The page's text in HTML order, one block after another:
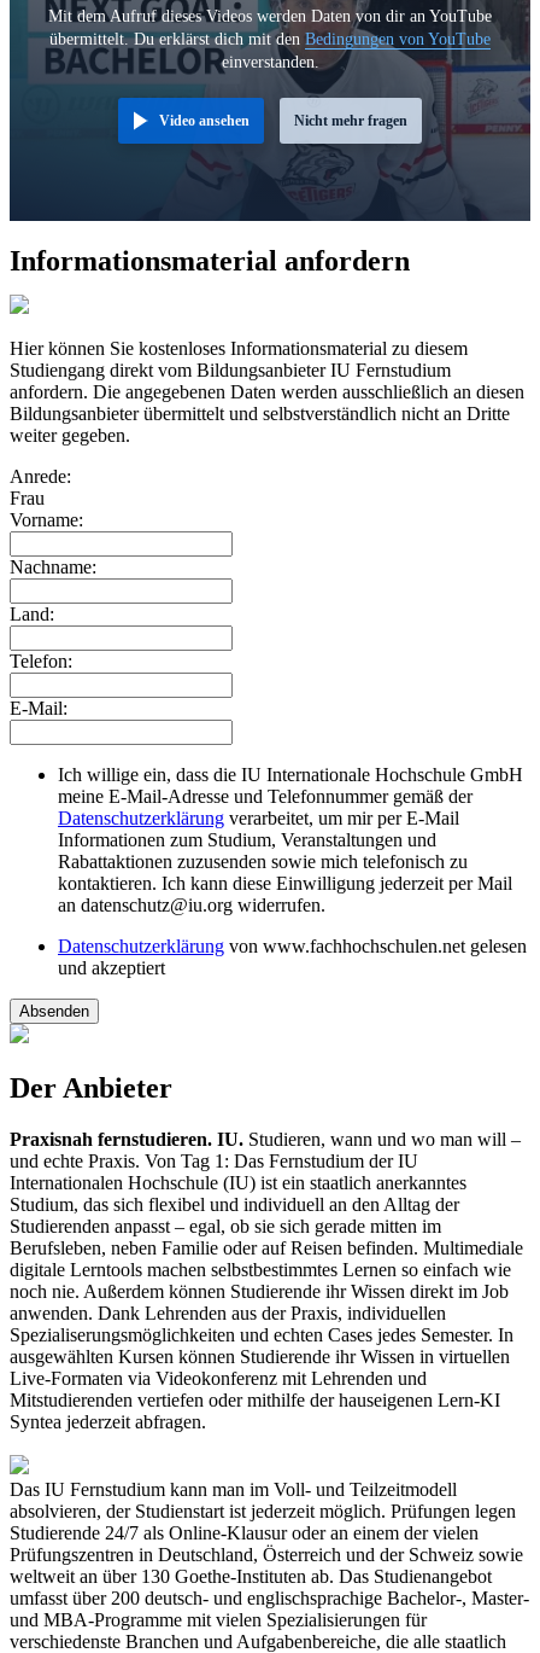
Mit dem Aufruf dieses Videos werden Daten von dir an YouTube
übermittelt. Du erklärst dich mit den Bedingungen von YouTube
einverstanden.
Video ansehen Nicht mehr fragen
Informationsmaterial anfordern
Hier können Sie kostenloses Informationsmaterial zu diesem
Studiengang direkt vom Bildungsanbieter IU Fernstudium
anfordern. Die angegebenen Daten werden ausschließlich an diesen
Bildungsanbieter übermittelt und selbstverständlich nicht an Dritte
weiter gegeben.
Anrede:
Frau
Vorname:
Nachname:
Land:
Telefon:
E-Mail:
Ich willige ein, dass die IU Internationale Hochschule GmbH
meine E-Mail-Adresse und Telefonnummer gemäß der
Datenschutzerklärung verarbeitet, um mir per E-Mail
Informationen zum Studium, Veranstaltungen und
Rabattaktionen zuzusenden sowie mich telefonisch zu
kontaktieren. Ich kann diese Einwilligung jederzeit per Mail
an datenschutz@iu.org widerrufen.
Datenschutzerklärung von www.fachhochschulen.net gelesen
und akzeptiert
Absenden
Der Anbieter
Praxisnah fernstudieren. IU. Studieren, wann und wo man will –
und echte Praxis. Von Tag 1: Das Fernstudium der IU
Internationalen Hochschule (IU) ist ein staatlich anerkanntes
Studium, das sich flexibel und individuell an den Alltag der
Studierenden anpasst – egal, ob sie sich gerade mitten im
Berufsleben, neben Familie oder auf Reisen befinden. Multimediale
digitale Lerntools machen selbstbestimmtes Lernen so einfach wie
noch nie. Außerdem können Studierende ihr Wissen direkt im Job
anwenden. Dank Lehrenden aus der Praxis, individuellen
Spezialiserungsmöglichkeiten und echten Cases jedes Semester. In
ausgewählten Kursen können Studierende ihr Wissen in virtuellen
Live-Formaten via Videokonferenz mit Lehrenden und
Mitstudierenden vertiefen oder mithilfe der hauseigenen Lern-KI
Syntea jederzeit abfragen.
Das IU Fernstudium kann man im Voll- und Teilzeitmodell
absolvieren, der Studienstart ist jederzeit möglich. Prüfungen legen
Studierende 24/7 als Online-Klausur oder an einem der vielen
Prüfungszentren in Deutschland, Österreich und der Schweiz sowie
weltweit an über 130 Goethe-Instituten ab. Das Studienangebot
umfasst über 200 deutsch- und englischsprachige Bachelor-, Master-
und MBA-Programme mit vielen Spezialisierungen für
verschiedenste Branchen und Aufgabenbereiche, die alle staatlich